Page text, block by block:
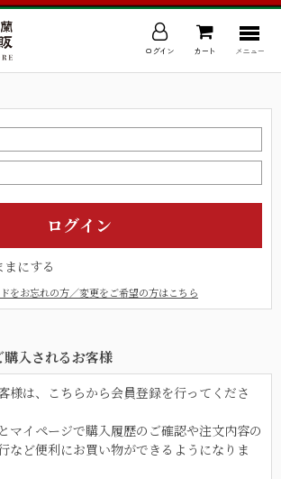
ログイン カート メニュー
にする
をお忘れの方／変更をご希望の方はこちら
入されるお客様
様は、こちらから会員登録を行ってくださ
マイページで購入履歴のご確認や注文内容の
など便利にお買い物ができるようになりま